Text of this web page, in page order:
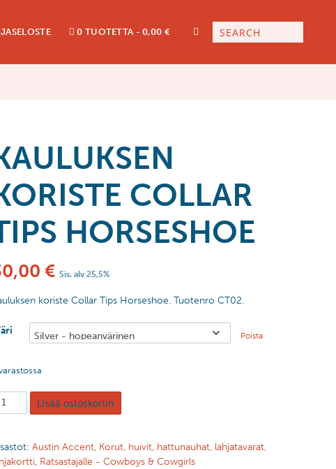
0 TUOTETTA 0,00 €
COLLAR
HORSESHOE
€ Sis. alv 25,5%
koriste Collar Tips Horseshoe. Tuotenro CT02.
Poista
Lisää ostoskoriin
Austin Accent, Korut, huivit, hattunauhat, lahjatavarat,
, Ratsastajalle - Cowboys & Cowgirls